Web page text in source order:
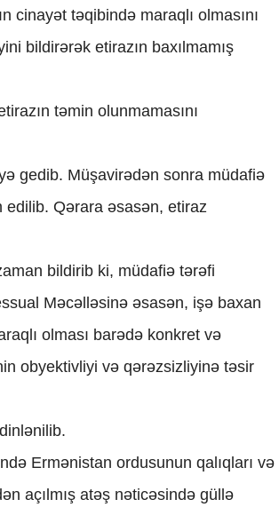
cinayət təqibində maraqlı olmasını
bildirərək etirazın baxılmamış
təmin olunmamasını
gedib. Müşavirədən sonra müdafiə
edilib. Qərara əsasən, etiraz
bildirib ki, müdafiə tərəfi
Məcəlləsinə əsasən, işə baxan
olması barədə konkret və
obyektivliyi və qərəzsizliyinə təsir
Ermənistan ordusunun qalıqları və
açılmış atəş nəticəsində güllə